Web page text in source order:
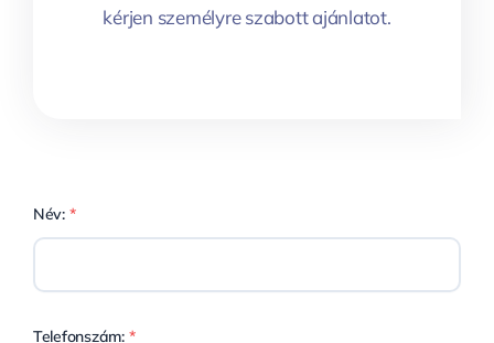
kérjen személyre szabott ajánlatot.
Név: *
Telefonszám: *